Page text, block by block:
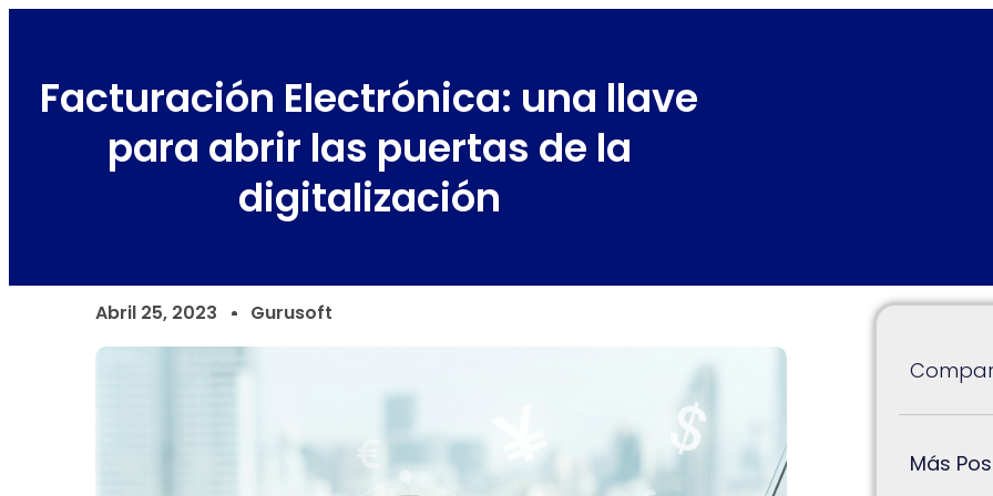
Facturación Electrónica: una llave
para abrir las puertas de la
digitalización
Abril 25, 2023 Gurusoft
Más